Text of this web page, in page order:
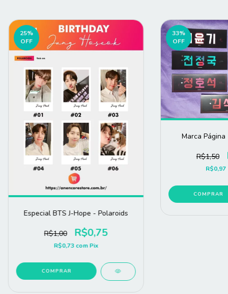
25%
OFF
Especial BTS J-Hope - Polaroids
R$1,00 R$0,75
R$0,73com Pix
COMPRAR
33%
OFF
Marca
R$1,50
R$0,97
COMPRAR